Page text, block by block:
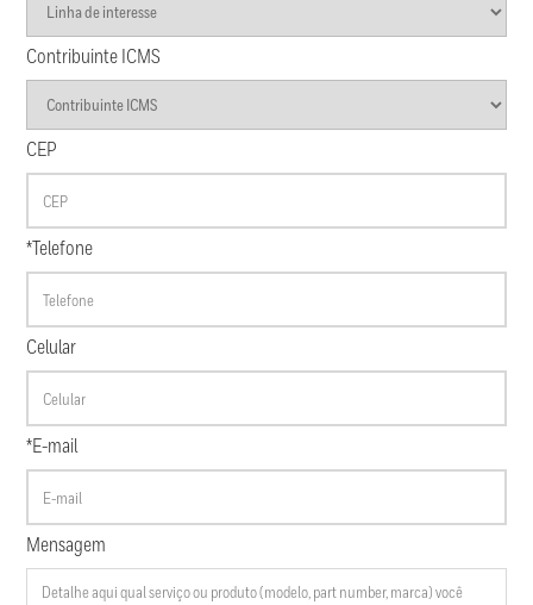
Contribuinte ICMS
CEP
*Telefone
Celular
*E-mail
Mensagem